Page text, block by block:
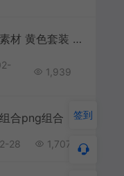
手游套装素材 黄色套装 武器 衣服 首饰无动态内观特效
1,939
合png组合
28 1,707
签到